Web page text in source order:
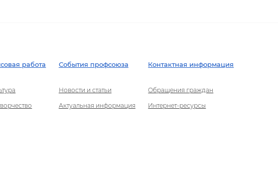
работа События профсоюза
Новости и статьи
Актуальная информация
Контактная информация
Обращения граждан
Интернет-ресурсы